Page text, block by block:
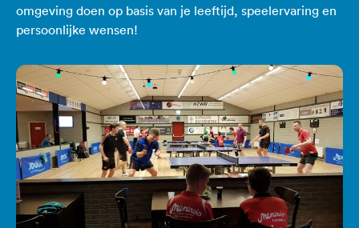
omgeving doen op basis van je leeftijd, speelervaring en
persoonlijke wensen!